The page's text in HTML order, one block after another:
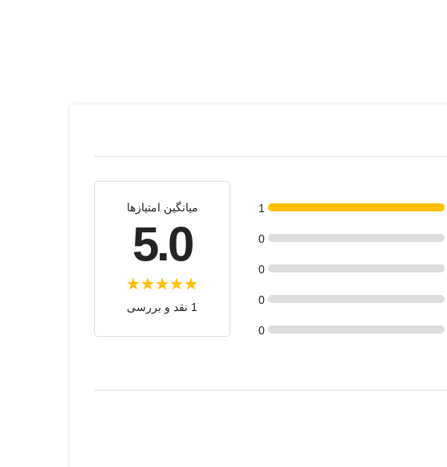
میانگین امتیازها
5.0
1 نقد و بررسی
1
0
0
0
0